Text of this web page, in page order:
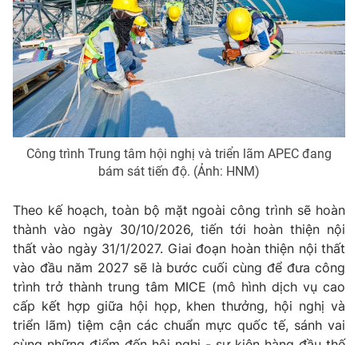
THỜI BÁO VTV
Theo dõi báo trên
Cơ quan báo chí: Thời báo VTV
Giấy phép hoạt động báo in và báo điện tử số 483/GP-BTTTT
cấp ngày 29/12/2023
Tổng Biên tập: Vũ Thanh Thủy
Phó Tổng Biên tập: Nguyễn Thị Mỹ Hạnh, Phạm Quốc Thắng,
Nguyễn Trọng Ninh
Tổng đài VTV:024.38 355 931 - 024.38 355 932
Công trình Trung tâm hội nghị và triển lãm APEC đang
bám sát tiến độ. (Ảnh: HNM)
Theo kế hoạch, toàn bộ mặt ngoài công trình sẽ hoàn
thành vào ngày 30/10/2026, tiến tới hoàn thiện nội
thất vào ngày 31/1/2027. Giai đoạn hoàn thiện nội thất
vào đầu năm 2027 sẽ là bước cuối cùng để đưa công
trình trở thành trung tâm MICE (mô hình dịch vụ cao
cấp kết hợp giữa hội họp, khen thưởng, hội nghị và
triển lãm) tiệm cận các chuẩn mực quốc tế, sánh vai